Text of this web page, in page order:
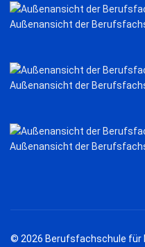
Außenansicht der
Außenansicht der
Außenansicht der
© 2026 Berufsfachschule für